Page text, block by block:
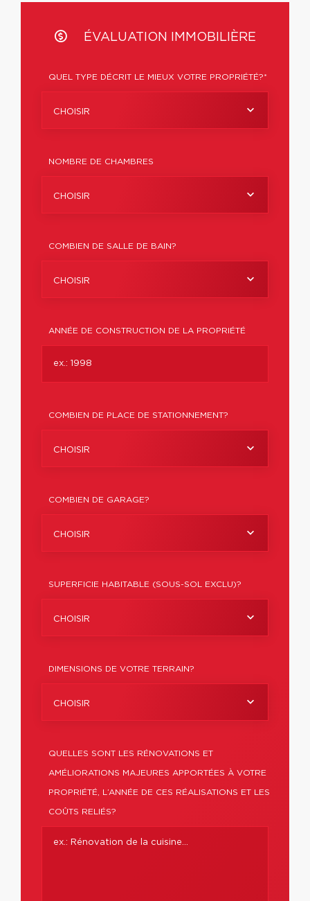
ÉVALUATION IMMOBILIÈRE
QUEL TYPE DÉCRIT LE MIEUX VOTRE PROPRIÉTÉ?*
CHOISIR
NOMBRE DE CHAMBRES
CHOISIR
COMBIEN DE SALLE DE BAIN?
CHOISIR
ANNÉE DE CONSTRUCTION DE LA PROPRIÉTÉ
COMBIEN DE PLACE DE STATIONNEMENT?
CHOISIR
COMBIEN DE GARAGE?
CHOISIR
SUPERFICIE HABITABLE (SOUS-SOL EXCLU)?
CHOISIR
DIMENSIONS DE VOTRE TERRAIN?
CHOISIR
QUELLES SONT LES RÉNOVATIONS ET
AMÉLIORATIONS MAJEURES APPORTÉES À VOTRE
PROPRIÉTÉ, L’ANNÉE DE CES RÉALISATIONS ET LES
COÛTS RELIÉS?